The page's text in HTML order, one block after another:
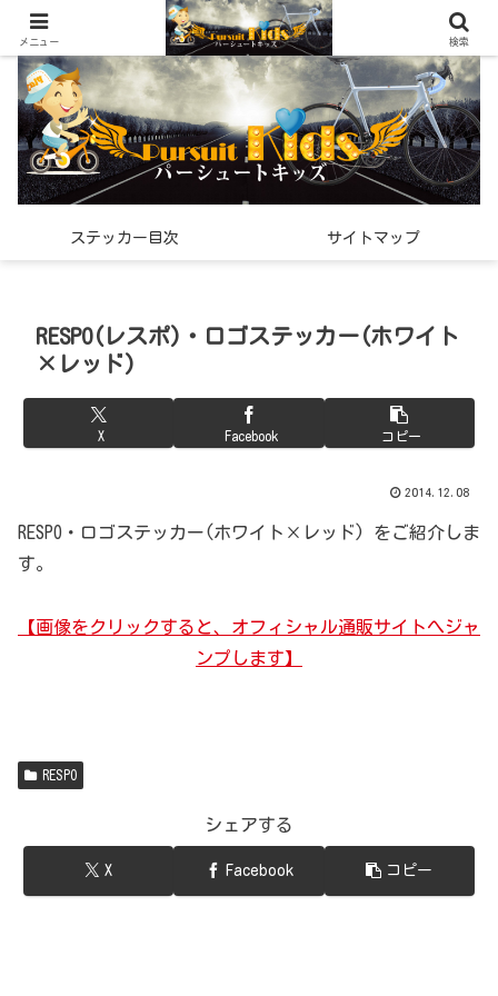
世界中で見つけた「希少なスポーツ雑貨」の紹介メディア
ステッカー目次 サイトマップ
RESPO(レスポ)・ロゴステッカー(ホワイト
×レッド)
X Facebook コピー
2014.12.08
RESPO・ロゴステッカー(ホワイト×レッド) をご紹介しま
す。
【画像をクリックすると、オフィシャル通販サイトへジャ
ンプします】
RESPO
シェアする
X Facebook コピー
メニュー 検索